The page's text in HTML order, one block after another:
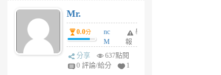
Mr.
0.0分
nc
M
U
F
舉
報
分享
637點閱
0 評論/給分
1